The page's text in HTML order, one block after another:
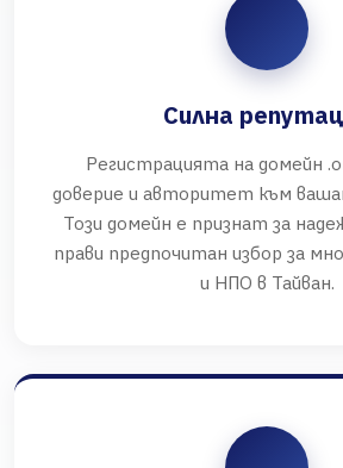
Силна
Регистрацията на домейн
доверие и авторитет към
Този домейн е признат за
прави предпочитан избор за
и НПО в Тайван.